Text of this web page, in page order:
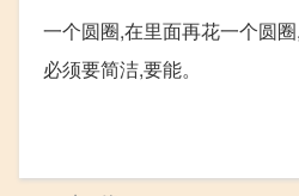
一个圆圈,在里面再花一个圆
必须要简洁,要能。